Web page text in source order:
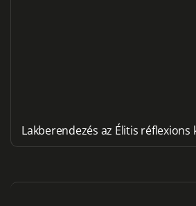
Lakberendezés az Élitis réflexions